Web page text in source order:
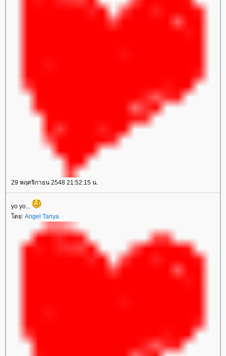
29 พฤศจิกายน 2548 21:52:15 น.
yo yo...
ดย: Angel Tanya